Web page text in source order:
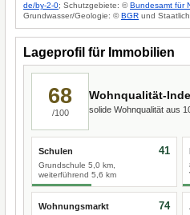
de/by-2-0; Schutzgebiete: ©Bundesamt für
Grundwasser/Geologie: ©BGR und
Lageprofil für Immobilien
68
/100
Wohnqualität-
solide Wohnqualität aus
Schulen
Grundschule 5,0 km,
weiterführend 5,6 km
41
Wohnungsmarkt 74